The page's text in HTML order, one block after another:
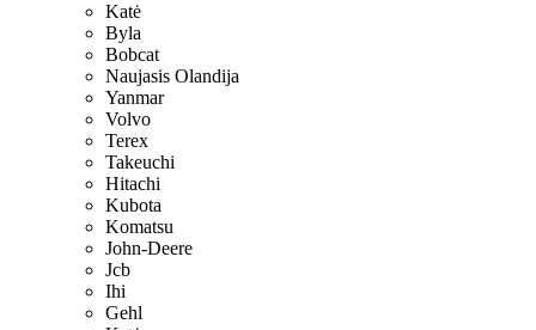
Katė
Byla
Bobcat
Naujasis Olandija
Yanmar
Volvo
Terex
Takeuchi
Hitachi
Kubota
Komatsu
John-Deere
Jcb
Ihi
Gehl